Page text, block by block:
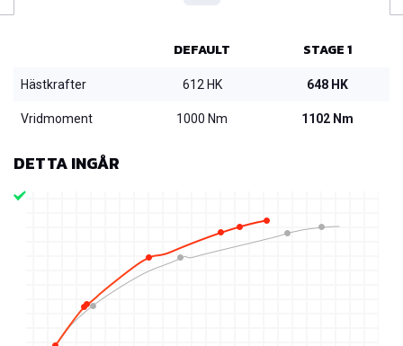
DEFAULT STAGE 1
Hästkrafter 612 HK 648 HK
Vridmoment 1000 Nm 1102 Nm
DETTA INGÅR